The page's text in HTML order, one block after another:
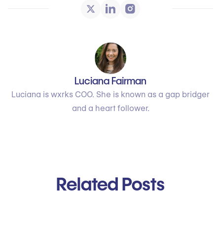
Luciana Fairman
Luciana is wxrks COO. She is known as a gap bridger
and a heart follower.
Related Posts